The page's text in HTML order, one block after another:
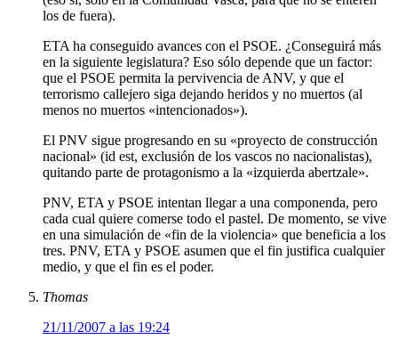
los de fuera).
ETA ha conseguido avances con el PSOE. ¿Conseguirá más
en la siguiente legislatura? Eso sólo depende que un factor:
que el PSOE permita la pervivencia de ANV, y que el
terrorismo callejero siga dejando heridos y no muertos (al
menos no muertos «intencionados»).
El PNV sigue progresando en su «proyecto de construcción
nacional» (id est, exclusión de los vascos no nacionalistas),
quitando parte de protagonismo a la «izquierda abertzale».
PNV, ETA y PSOE intentan llegar a una componenda, pero
cada cual quiere comerse todo el pastel. De momento, se vive
en una simulación de «fin de la violencia» que beneficia a los
tres. PNV, ETA y PSOE asumen que el fin justifica cualquier
medio, y que el fin es el poder.
Thomas
21/11/2007 a las 19:24